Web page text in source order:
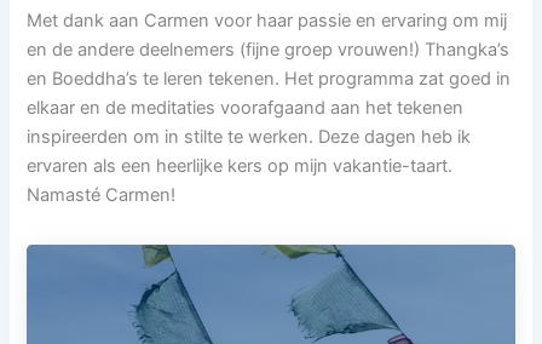
Met dank aan Carmen voor haar passie en ervaring om mij
en de andere deelnemers (fijne groep vrouwen!) Thangka’s
en Boeddha’s te leren tekenen. Het programma zat goed in
elkaar en de meditaties voorafgaand aan het tekenen
inspireerden om in stilte te werken. Deze dagen heb ik
ervaren als een heerlijke kers op mijn vakantie-taart.
Namasté Carmen!